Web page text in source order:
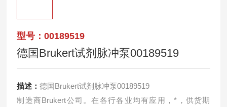
型号：00189519
德国Brukert试剂脉冲泵00189519
描述：德国Brukert试剂脉冲泵00189519
制造商Brukert公司。在各行各业均有应用，*，供货期